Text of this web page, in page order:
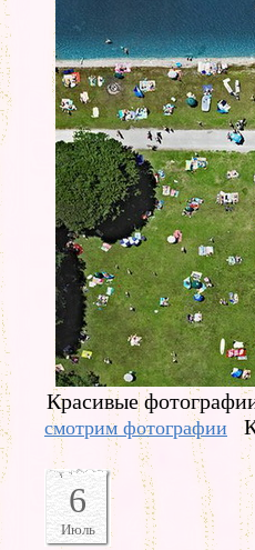
Красивые
смотрим фотографии
6
Июль